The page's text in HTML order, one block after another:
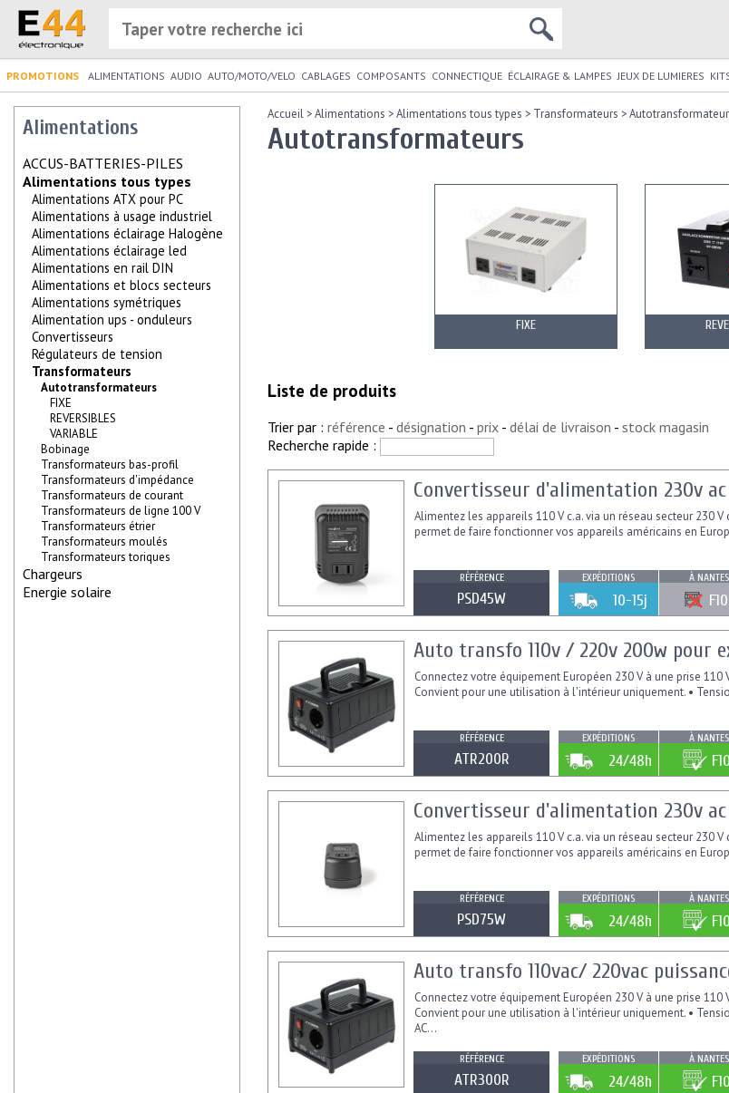
PROMOTIONS ALIMENTATIONS AUDIO AUTO/MOTO/VELO CABLAGES COMPOSANTS CONNECTIQUE ÉCLAIRAGE & LAMPES JEUX DE LUMIERES
Alimentations
ACCUS-BATTERIES-PILES
Alimentations tous types
Alimentations ATX pour PC
Alimentations à usage industriel
Alimentations éclairage Halogène
Alimentations éclairage led
Alimentations en rail DIN
Alimentations et blocs secteurs
Alimentations symétriques
Alimentation ups - onduleurs
Convertisseurs
Régulateurs de tension
Transformateurs
Autotransformateurs
FIXE
REVERSIBLES
VARIABLE
Bobinage
Transformateurs bas-profil
Transformateurs d'impédance
Transformateurs de courant
Transformateurs de ligne 100 V
Transformateurs étrier
Transformateurs moulés
Transformateurs toriques
Chargeurs
Energie solaire
Accueil >Alimentations >Alimentations tous types > Transformateurs >
Autotransformateurs
FIXE
Liste de produits
Trier par : référence - désignation - prix - délai de livraison - stock magasin
Recherche rapide :
Convertisseur d'alimentation 230v
Alimentez les appareils 110 V c.a. via un réseau secteur 230
permet de faire fonctionner vos appareils américains en
RÉFÉRENCE
PSD45W
EXPÉDITIONS
10-15j
À NANTES
Auto transfo 110v / 220v 200w pour
Connectez votre équipement Européen 230 V à une prise
Convient pour une utilisation à l'intérieur uniquement. •
RÉFÉRENCE
ATR200R
EXPÉDITIONS
24/48h
À NANTES
Convertisseur d'alimentation 230v
Alimentez les appareils 110 V c.a. via un réseau secteur 230
permet de faire fonctionner vos appareils américains en
RÉFÉRENCE
PSD75W
EXPÉDITIONS
24/48h
À NANTES
Auto transfo 110vac/ 220vac
Connectez votre équipement Européen 230 V à une prise
Convient pour une utilisation à l'intérieur uniquement. •
AC...
RÉFÉRENCE
ATR300R
EXPÉDITIONS
24/48h
À NANTES